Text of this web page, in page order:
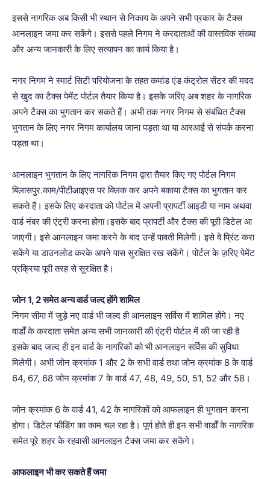
इससे नागरिक अब किसी भी स्थान से निकाय के अपने सभी प्रकार के टैक्स
आनलाइन जमा कर सकेंगे। इससे पहले निगम ने करदाताओं की वास्तविक संख्या
और अन्य जानकारी के लिए सत्यापन का कार्य किया है।
नगर निगम ने स्मार्ट सिटी परियोजना के तहत कमांड एंड कंट्रोल सेंटर की मदद
से खुद का टैक्स पेमेंट पोर्टल तैयार किया है। इसके जरिए अब शहर के नागरिक
अपने टैक्स का भुगतान कर सकते हैं। अभी तक नगर निगम से संबंधित टैक्स
भुगतान के लिए नगर निगम कार्यालय जाना पड़ता था या आरआई से संपर्क करना
पड़ता था।
आनलाइन भुगतान के लिए नागरिक निगम द्वारा तैयार किए गए पोर्टल निगम
बिलासपुर.काम/पीटीआइएस पर क्लिक कर अपने बकाया टैक्स का भुगतान कर
सकते हैं। इसके लिए करदाता को पोर्टल में अपनी प्रापर्टी आइडी या नाम अथवा
वार्ड नंबर की एंट्री करना होगा।इसके बाद प्रापर्टी और टैक्स की पूरी डिटेल आ
जाएगी। इसे आनलाइन जमा करने के बाद उन्हें पावती मिलेगी। इसे वे प्रिंट करा
सकेंगे या डाउनलोड करके अपने पास सुरक्षित रख सकेंगे। पोर्टल के ज़रिए पेमेंट
प्रक्रिया पूरी तरह से सुरक्षित है।
जोन 1, 2 समेत अन्य वार्ड जल्द होंगे शामिल
निगम सीमा में जुड़े नए वार्ड भी जल्द ही आनलाइन सर्विस में शामिल होंगे। नए
वार्डों के करदाता समेत अन्य सभी जानकारी की एंट्री पोर्टल में की जा रही है
इसके बाद जल्द ही इन वार्ड के नागरिकों को भी आनलाइन सर्विस की सुविधा
मिलेगी। अभी जोन क्रमांक 1 और 2 के सभी वार्ड तथा जोन क्रमांक 8 के वार्ड
64, 67, 68 जोन क्रमांक 7 के वार्ड 47, 48, 49, 50, 51, 52 और 58।
जोन क्रमांक 6 के वार्ड 41, 42 के नागरिकों को आफलाइन ही भुगतान करना
होगा। डिटेल फीडिंग का काम चल रहा है। पूर्ण होते ही इन सभी वार्डों के नागरिक
समेत पूरे शहर के रहवासी आनलाइन टैक्स जमा कर सकेंगे।
आफलाइन भी कर सकते हैं जमा